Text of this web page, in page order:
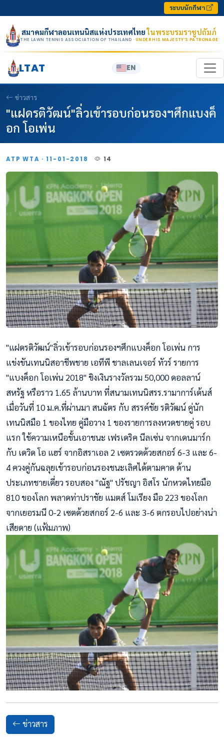
ระบบนักกีฬา
สมาคมกีฬาลอนเทนนิสแห่งประเทศไทยในพระบรมราชูปถัมภ์
THE LAWN TENNIS ASSOCIATION OF THAILAND · UNDER HIS MAJESTY’S PATRONAGE
LTAT EN
ข่าวสาร
"แฝดรติวัฒน์"ลิ่วเข้ารอบก่อนรองฯศึกแบงค็
อก โอเพ่น
ATP WTA · 11-01-2018 14
"แฝดรติวัฒน์"ลิ่วเข้ารอบก่อนรองฯศึกแบงค็อก โอเพ่น การ
แข่งขันเทนนิสอาชีพชาย เอทีพี ชาลเลนเจอร์ ทัวร์ รายการ
"แบงค็อก โอเพ่น 2018" ชิงเงินรางวัลรวม 50,000 ดอลลาน์
สหรัฐ หรือราว 1.65 ล้านบาท ที่สนามเทนนิสรร.รามาการ์เด้นส์
เมื่อวันที่ 10 ม.ค.ที่ผ่านมา สนฉัตร กับ สรรค์ชัย รติวัฒน์ คู่นัก
เทนนิสมือ 1 ของไทย คู่มือวาง 1 ของรายการลงหวดชายคู่ รอบ
แรก ใช้ความเหนือชั้นเอาชนะ เฟรเดริค นีลเซ่น จากเดนมาร์ก
กับ เดวิด โอ แฮร์ จากอิสราเอล 2 เซตรวดด้วยสกอร์ 6-3 และ 6-
4 ควงคู่กันฉลุยเข้ารอบก่อนรองชนะเลิศได้ตามคาด ด้าน
ประเภทชายเดี่ยว รอบสอง "ณัฐ" ปรัชญา อิสโร นักหวดไทยมือ
810 ของโลก พลาดท่าปราชัย แมตส์ โมเรียง มือ 223 ของโลก
จากเยอรมนี 0-2 เซตด้วยสกอร์ 2-6 และ 3-6 ตกรอบไปอย่างน่า
เสียดาย (แฟ้มภาพ)
ข่าวสาร